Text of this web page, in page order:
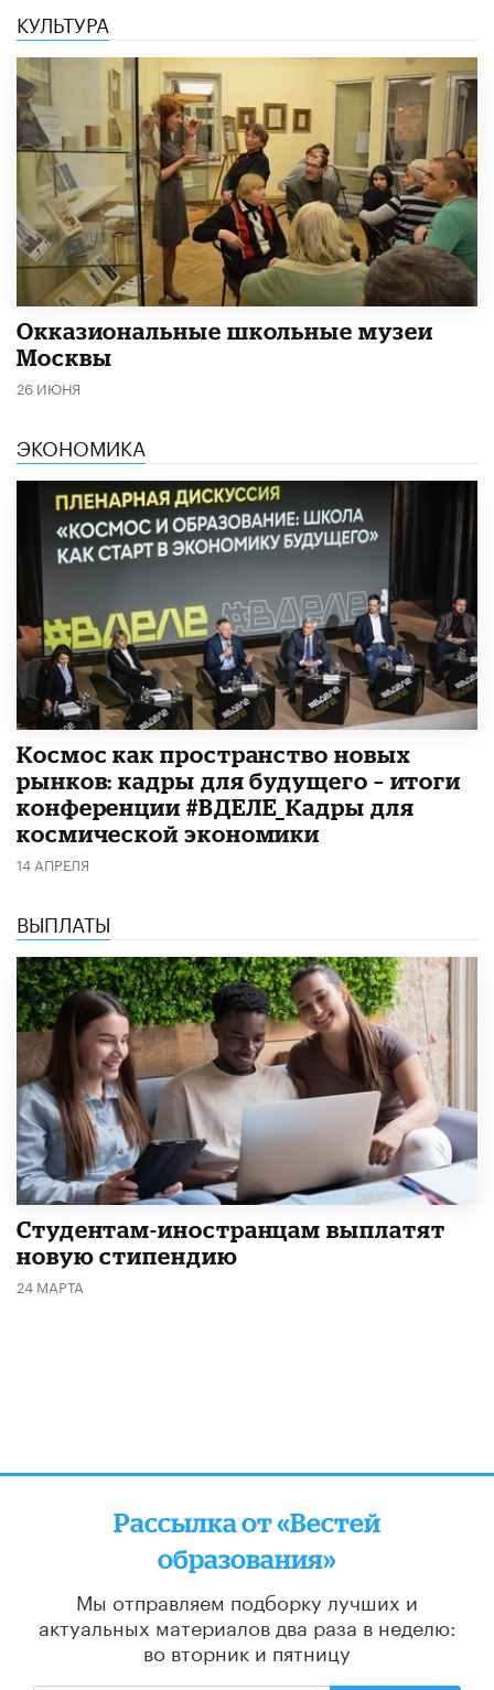
КУЛЬТУРА
​Окказиональные школьные музеи
Москвы
26 ИЮНЯ
ЭКОНОМИКА
Космос как пространство новых
рынков: кадры для будущего – итоги
конференции #ВДЕЛЕ_Кадры для
космической экономики
14 АПРЕЛЯ
ВЫПЛАТЫ
Студентам-иностранцам выплатят
новую стипендию
24 МАРТА
Рассылка от «Вестей
образования»
Мы отправляем подборку лучших и
актуальных материалов два раза в неделю:
во вторник и пятницу